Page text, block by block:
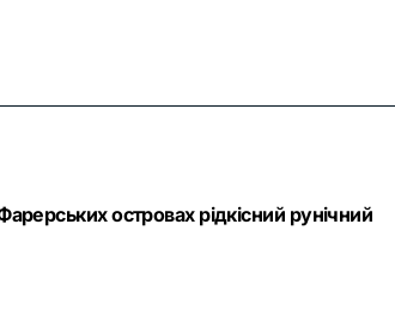
островах рідкісний рунічний